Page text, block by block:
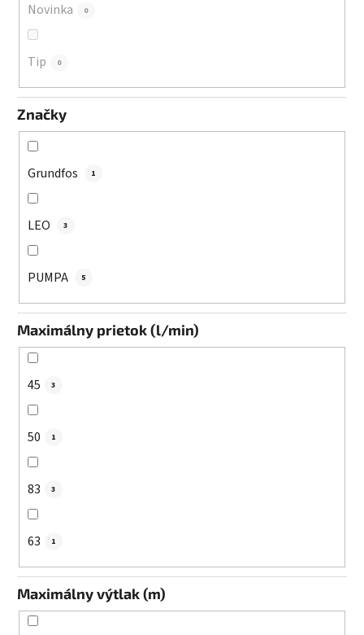
Novinka 0
Tip 0
Značky
Grundfos 1
LEO 3
PUMPA 5
Maximálny prietok (l/min)
45 3
50 1
83 3
63 1
Maximálny výtlak (m)